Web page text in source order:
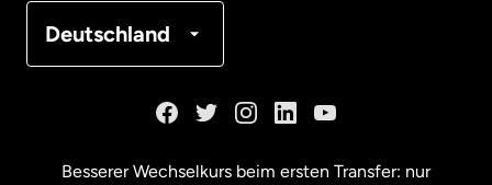
Deutschland
Besserer Wechselkurs beim ersten Transfer: nur